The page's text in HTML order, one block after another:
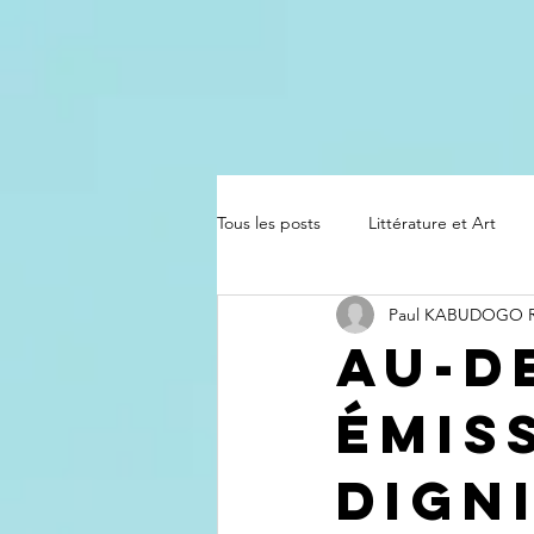
Tous les posts Littérature et Art
Au-
Paul KABUDOGO